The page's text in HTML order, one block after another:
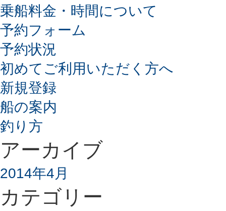
乗船料金・時間について
予約フォーム
予約状況
初めてご利用いただく方へ
新規登録
船の案内
釣り方
アーカイブ
2014年4月
カテゴリー